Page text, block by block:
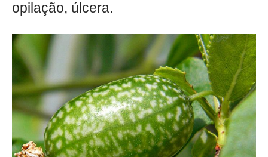
opilação, úlcera.